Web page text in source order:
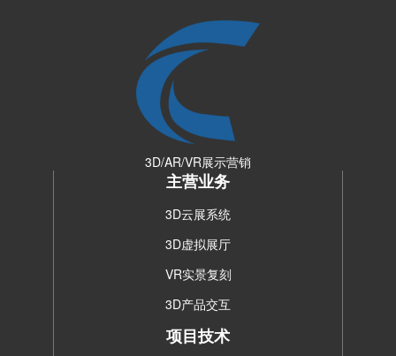
3D/AR/VR展示营销
主营业务
3D云展系统
3D虚拟展厅
VR实景复刻
3D产品交互
项目技术